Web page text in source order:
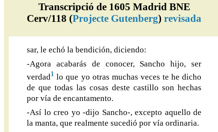
Transcripció de 1605 Madrid BNE
Cerv/118 (Projecte Gutenberg)revisada
sar, le echó la bendición, diciendo:
-Agora acabarás de conocer, Sancho hijo, ser
verdad1 lo que yo otras muchas veces te he dicho
de que todas las cosas deste castillo son hechas
por vía de encantamento.
-Así lo creo yo -dijo Sancho-, excepto aquello de
la manta, que realmente sucedió por vía ordinaria.